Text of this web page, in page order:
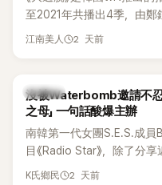
邊搭車邊聊天，氣氛輕鬆。
發問：「妳不是上新聞了？
延燒到過去的爭議。李瑞鎮
開過記者會？」直接點名她
說：「哥怎麼連這個都知道
麼大，不知道才奇怪吧。」
當年情況，李智惠終於鬆口
術。她回憶：「拍了比基尼
至2021年共播出4季，由鄭
（DTCU）」，憑藉燒腦劇
江南美人 2 天前
K-POP
沒被Waterbomb邀請不忍
之母」 一句話酸爆主辦
南韓第一代女團S.E.S.成員
目《Radio Star》，除了分
Waterbomb喊話，笑稱自
K氏鄉民 2 天前